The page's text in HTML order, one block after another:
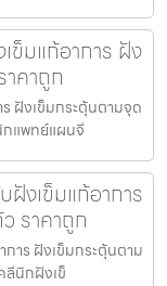
ข็มแก้อาการ ฝัง
คาถูก
ฝังเข็มกระตุ้นตามจุด
กแพทย์แผนจี
งเข็มแก้อาการ
ราคาถูก
าร ฝังเข็มกระตุ้นตาม
ลีนิกฝังเข็